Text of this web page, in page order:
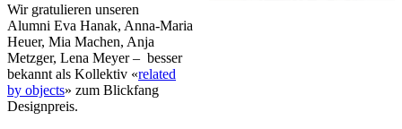
​Wir gratulieren unseren
Alumni Eva Hanak, Anna-Maria
Heuer, Mia Machen, Anja
Metzger, Lena Meyer – besser
bekannt als Kollektiv «related
by objects​» zum Blickfang
Designpreis.